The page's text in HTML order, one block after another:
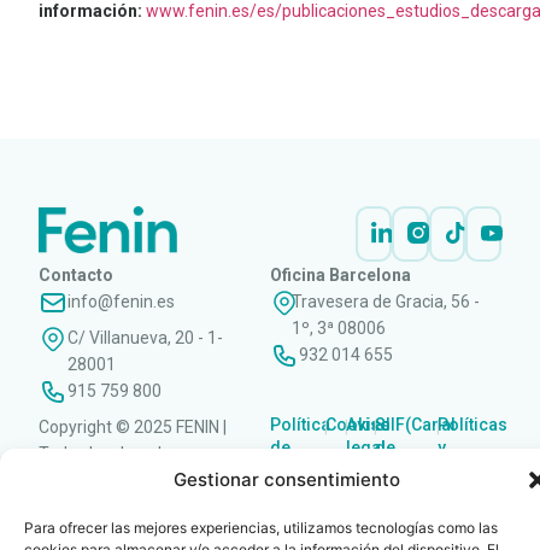
Gestionar consentimiento
Para ofrecer las mejores experiencias, utilizamos tecnologías como las
información: www.fenin.es/es/
Contacto
info@fenin.es
C/ Villanueva, 20 - 1-
28001
915 759 800
Oficina Barcelona
Travesera de Gracia, 56 -
1º, 3ª 08006
932 014 655
Copyright © 2025 FENIN |
Todos los derechos
Política
de
privacidad
|Cookies
|Aviso
legal
|SIIF(Canal
de
denuncias)
|Políticas
y